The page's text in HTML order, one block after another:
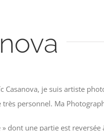
Casanova, je suis artiste
très personnel. Ma
dont une partie est reversée